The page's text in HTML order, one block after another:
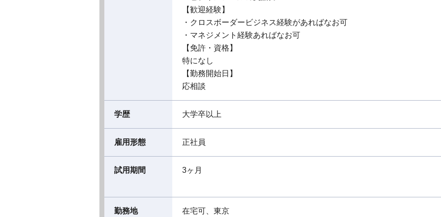
【歓迎経験】
・クロスボーダービジネス経験があればなお可
・マネジメント経験あればなお可
【免許・資格】
特になし
【勤務開始日】
応相談
学歴 大学卒以上
雇用形態 正社員
試用期間 3ヶ月
勤務地 在宅可、東京